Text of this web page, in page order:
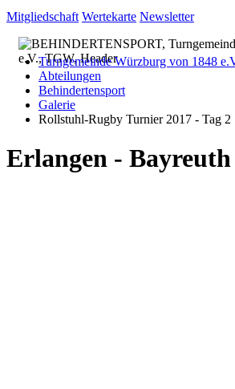
Mitgliedschaft Wertekarte Newsletter
Turngemeinde Würzburg von 1848
Abteilungen
Behindertensport
Galerie
Rollstuhl-Rugby Turnier 2017 - Tag 2
Erlangen - Bayreuth